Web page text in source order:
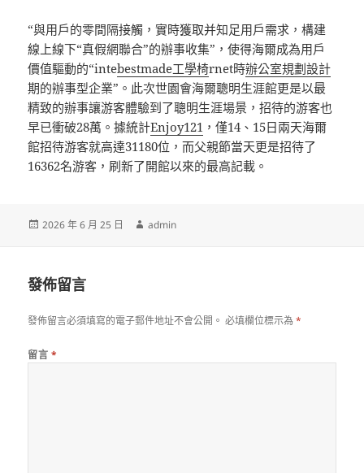
“與用戶的零間隔接觸，實時獲取并知足用戶需求，構建
線上線下“真假網聯合”的辦事收集”，使得海爾成為用戶
價值驅動的“intebestmade工學椅rnet時辦公室規劃設計
期的辦事型企業”。此次世園會海爾聰明生涯館更是以最
精致的辦事讓游客體驗到了聰明生涯場景，招待的游客也
早已衝破28萬。據統計Enjoy121 ，僅14、15日兩天海爾
館招待游客就高達31180位，而父親節當天更是招待了
16362名游客，刷新了開館以來的最高記載。
發
2026 年 6 月 25 日
作
admin
發佈留言
發佈留言必須填寫的電子郵件地址不會公開。 必填欄位標示為*
留言 *